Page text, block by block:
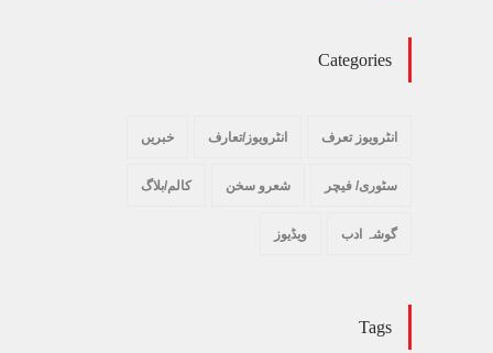
Categories
انٹرویوز تعرف انٹرویوز/تعارف خبریں
سٹوری/ فیچر شعرو سخن کالم/بلاگ
گوشہ ادب ویڈیوز
Tags